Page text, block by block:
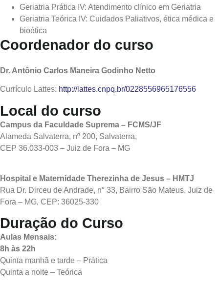
Geriatria Prática IV: Atendimento clínico em Geriatria
Geriatria Teórica IV: Cuidados Paliativos, ética médica e
bioética
Coordenador do curso
Dr. Antônio Carlos Maneira Godinho Netto
Currículo Lattes: http://lattes.cnpq.br/0228556965176556
Local do curso
Campus da Faculdade Suprema – FCMS/JF
Alameda Salvaterra, nº 200, Salvaterra,
CEP 36.033-003 – Juiz de Fora – MG
Hospital e Maternidade Therezinha de Jesus – HMTJ
Rua Dr. Dirceu de Andrade, n° 33, Bairro São Mateus, Juiz de
Fora – MG, CEP: 36025-330
Duração do Curso
Aulas Mensais:
8h às 22h
Quinta manhã e tarde – Prática
Quinta a noite – Teórica